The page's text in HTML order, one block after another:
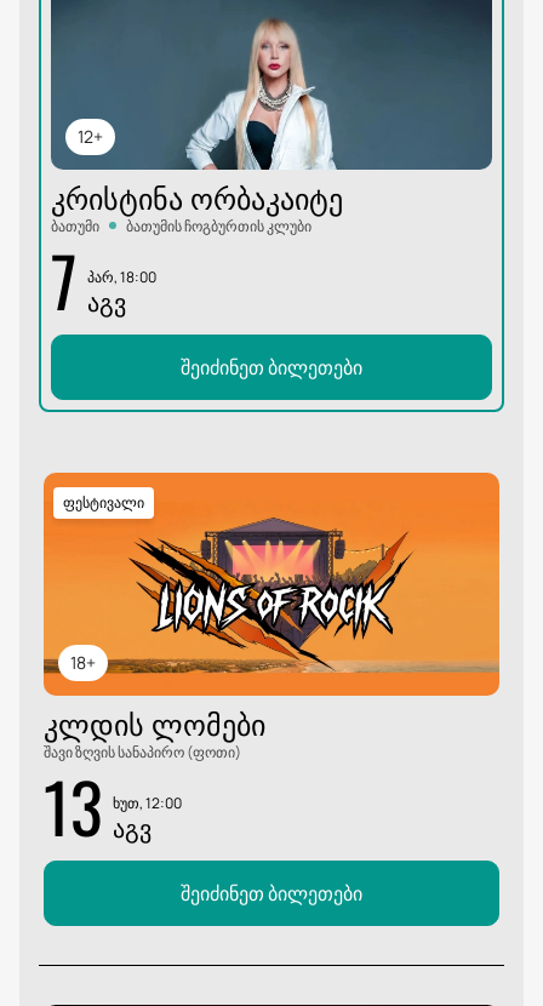
12+
ᲙᲠᲘᲡᲢᲘᲜᲐ ᲝᲠᲑᲐᲙᲐᲘᲢᲔ
ბათუმი ბათუმის ჩოგბურთის კლუბი
7 პარ, 18:00
ᲐᲒᲕ
შეიძინეთ ბილეთები
18+
ფესტივალი
ᲙᲚᲓᲘᲡ ᲚᲝᲛᲔᲑᲘ
შავი ზღვის სანაპირო (ფოთი)
13 ხუთ, 12:00
ᲐᲒᲕ
შეიძინეთ ბილეთები